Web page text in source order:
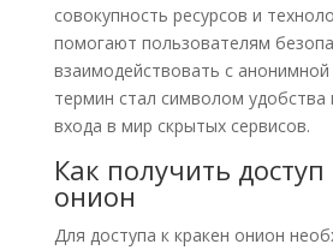
совокупность ресурсов и
помогают пользователям
взаимодействовать с
термин стал символом удобства
входа в мир скрытых сервисов.
Как получить доступ
онион
Для доступа к кракен онион